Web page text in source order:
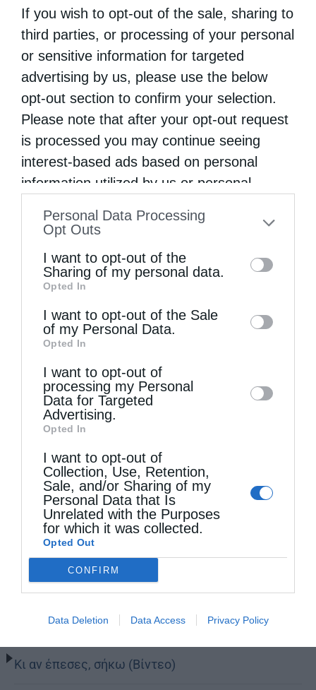
If you wish to opt-out of the sale, sharing to
third parties, or processing of your personal
or sensitive information for targeted
advertising by us, please use the below
opt-out section to confirm your selection.
Please note that after your opt-out request
is processed you may continue seeing
interest-based ads based on personal
information utilized by us or personal
to your opt-out. You may separately opt-out
information by third parties on the IAB’s list
of downstream participants. This
information may also be disclosed by us to
third parties on theIAB’s List of
Downstream Participants
disclose it to other third parties.
Personal Data Processing
Opt Outs
I want to opt-out of the
Sharing of my personal data.
Opted In
I want to opt-out of the Sale
of my Personal Data.
Opted In
I want to opt-out of
processing my Personal
Data for Targeted
Advertising.
Opted In
I want to opt-out of
Collection, Use, Retention,
Sale, and/or Sharing of my
Personal Data that Is
Unrelated with the Purposes
for which it was collected.
Opted Out
CONFIRM
Data Deletion Data Access Privacy Policy
Εκοιμήθη πριν από λίγη ώρα, σε ηλικία 85
ετών, ο Μητροπολίτης Λήμνου και Αγίου
Ευστρατίου Ιερόθεος. Ο μακαριστός
ιεράρχης εξέπνευσε στο νοσοκομείο της
Μυτιλήνης (αρχικά είχε διακομισθεί στο
Νοσοκομείο Λήμνου) όπου είχε …
Τελευταία άρθρα
Κι αν έπεσες, σήκω (Βίντεο)